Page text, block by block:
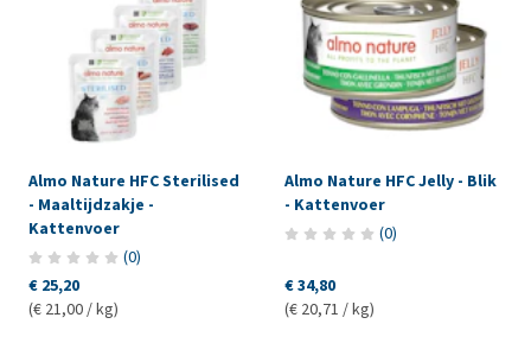
Almo Nature HFC Sterilised
- Maaltijdzakje -
Kattenvoer
(0)
€ 25,20
(€ 21,00 / kg)
Almo Nature HFC Jelly - Blik
- Kattenvoer
(0)
€ 34,80
(€ 20,71 / kg)